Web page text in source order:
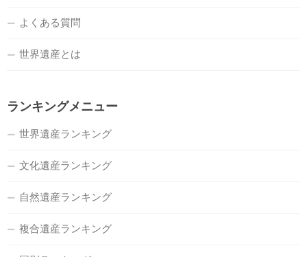
よくある質問
世界遺産とは
ランキングメニュー
世界遺産ランキング
文化遺産ランキング
自然遺産ランキング
複合遺産ランキング